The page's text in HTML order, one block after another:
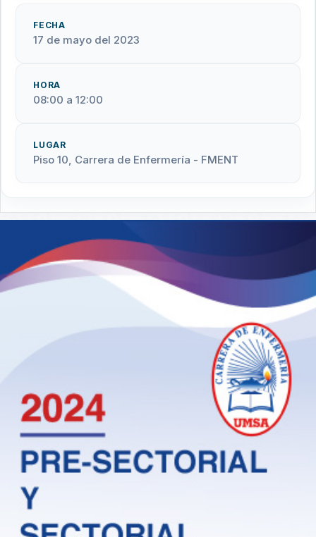
FECHA
17 de mayo del 2023
HORA
08:00 a 12:00
LUGAR
Piso 10, Carrera de Enfermería - FMENT